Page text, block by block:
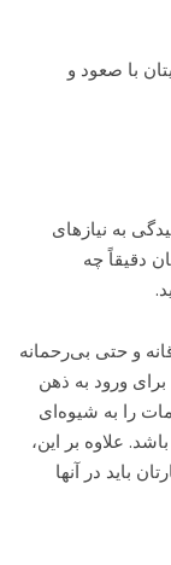
با صعود و
به نیازهای
دقیقاً چه
و حتی بی‌رحمانه
ورود به ذهن
را به شیوه‌ای
علاوه بر این،
باید در آنها